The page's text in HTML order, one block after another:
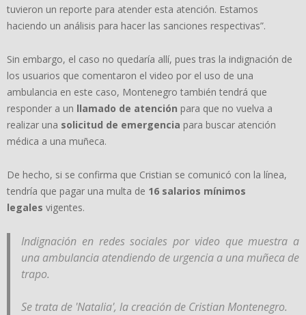
tuvieron un reporte para atender esta atención. Estamos
haciendo un análisis para hacer las sanciones respectivas”.
Sin embargo, el caso no quedaría allí, pues tras la indignación de
los usuarios que comentaron el video por el uso de una
ambulancia en este caso, Montenegro también tendrá que
responder a un llamado de atención para que no vuelva a
realizar una solicitud de emergencia para buscar atención
médica a una muñeca.
De hecho, si se confirma que Cristian se comunicó con la línea,
tendría que pagar una multa de 16 salarios mínimos
legales vigentes.
Indignación en redes sociales por video que muestra a
una ambulancia atendiendo de urgencia a una muñeca de
trapo.
Se trata de 'Natalia', la creación de Cristian Montenegro.